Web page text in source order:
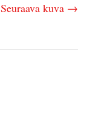
Seuraava kuva →